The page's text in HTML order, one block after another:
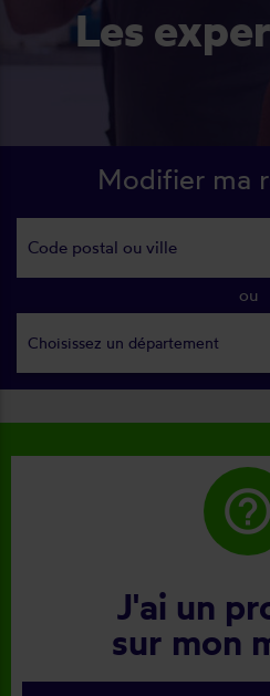
Les experts du volet
Modifier ma
ou
Choisissez un département
help_outline
J'ai un
sur mon